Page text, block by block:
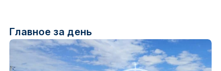
Главное за день